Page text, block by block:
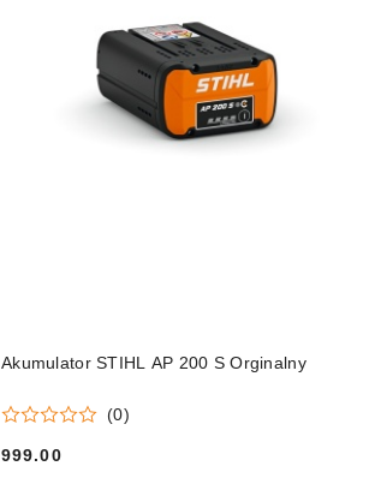
Akumulator STIHL AP 200 S Orginalny
(0)
Cena:
999.00